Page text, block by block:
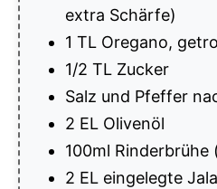
extra Schärfe)
1 TL Oregano,
1/2 TL Zucker
Salz und Pfeffer
2 EL Olivenöl
100ml Rinderbrühe
2 EL eingelegte